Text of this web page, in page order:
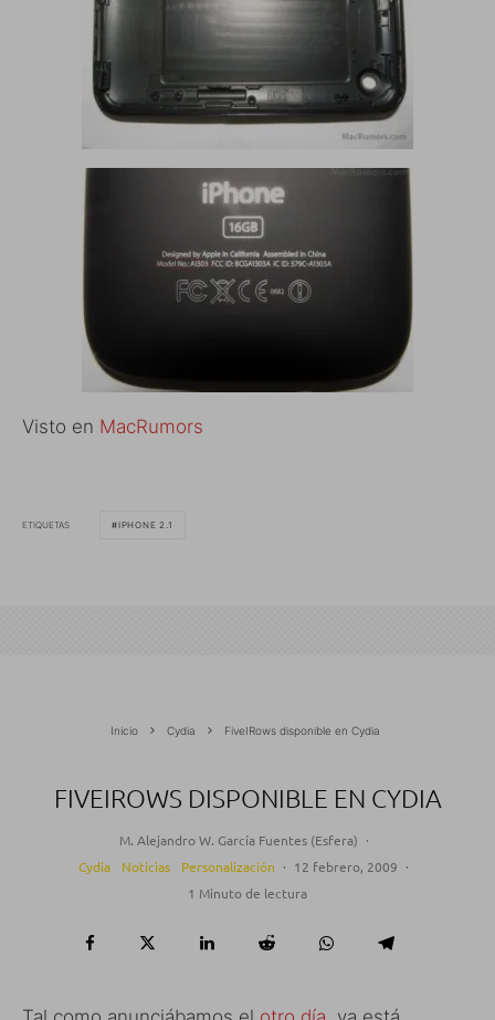
Visto en MacRumors
ETIQUETAS IPHONE 2.1
Inicio Cydia FiveIRows disponible en Cydia
FIVEIROWS DISPONIBLE EN CYDIA
M. Alejandro W. García Fuentes (Esfera) ·
Cydia
Noticias Personalización · 12 febrero, 2009 ·
1 Minuto de lectura